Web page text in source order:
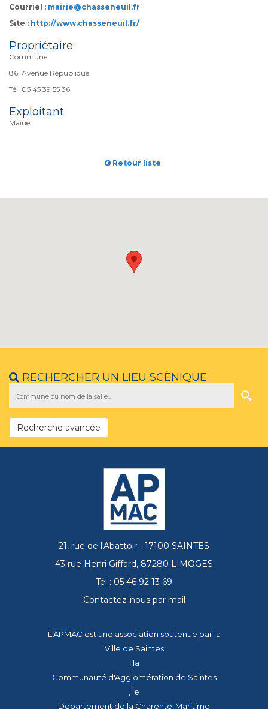
Courriel : mairie@chasseneuil.fr
Site : http://www.chasseneuil.fr/
Propriétaire
Commune
86, Avenue République
Tél. 05 45 39 55 36
Exploitant
Mairie
Retour liste
RECHERCHER UN LIEU SCÈNIQUE
Recherche avancée
21, rue de l'Abattoir - 17100 SAINTES
43 rue Henri Giffard, 87280 LIMOGES
Tél : 05 46 92 13 69
Contactez-nous par mail
L'APMAC est une association soutenue par la
Ville de Saintes
, la
Communauté d'Agglomération de Saintes
, le
Département de la Charente-Maritime